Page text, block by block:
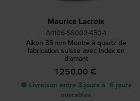
Maurice Lacroix
AI1106-SS002-450-1
Aikon 35 mm Montre à quartz de
fabrication suisse avec index en
diamant
1 250,00 €
● Livraison entre 3 jours à 6 jours
ouvrables